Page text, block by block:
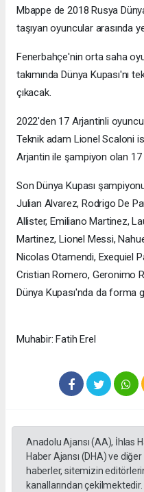
Mbappe de 2018 Rusya
taşıyan oyuncular arasında
Fenerbahçe'nin orta saha
takımında Dünya Kupası'nı
çıkacak.
2022'den 17 Arjantinli oyuncu
Teknik adam Lionel Scaloni
Arjantin ile şampiyon olan
Son Dünya Kupası
Julian Alvarez, Rodrigo De
Allister, Emiliano Martinez,
Martinez, Lionel Messi,
Nicolas Otamendi, Exequiel
Cristian Romero, Geronimo
Dünya Kupası'nda da forma
Muhabir: Fatih Erel
Anadolu Ajansı (AA), İhlas
Haber Ajansı (DHA) ve
haberler, sitemizin
kanallarından